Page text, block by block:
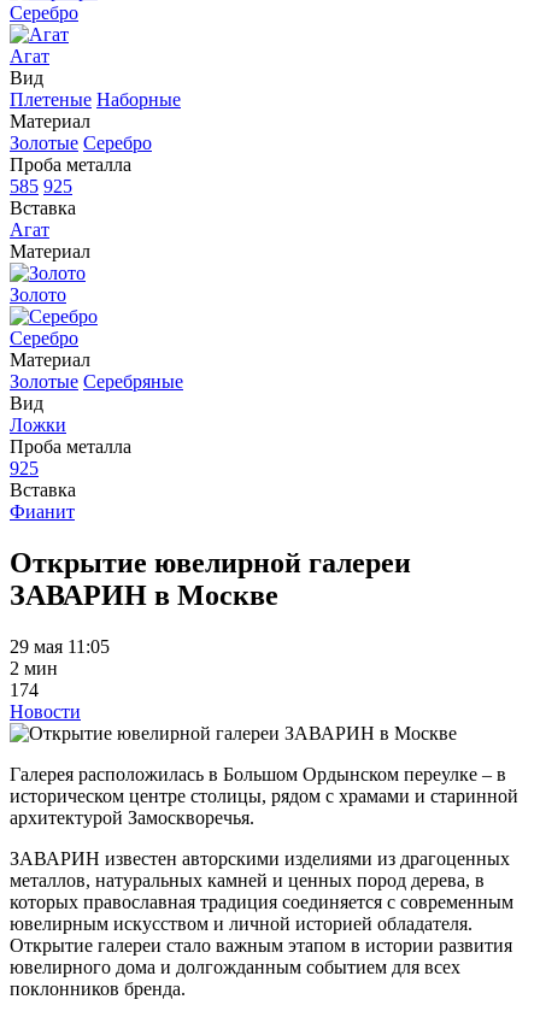
Серебро
Агат
Вид
Плетеные Наборные
Материал
Золотые Серебро
Проба металла
585 925
Вставка
Агат
Материал
Золото
Серебро
Материал
Золотые Серебряные
Вид
Ложки
Проба металла
925
Вставка
Фианит
Открытие ювелирной галереи
ЗАВАРИН в Москве
29 мая 11:05
2 мин
174
Новости
Галерея расположилась в Большом Ордынском переулке – в
историческом центре столицы, рядом с храмами и старинной
архитектурой Замоскворечья.
ЗАВАРИН известен авторскими изделиями из драгоценных
металлов, натуральных камней и ценных пород дерева, в
которых православная традиция соединяется с современным
ювелирным искусством и личной историей обладателя.
Открытие галереи стало важным этапом в истории развития
ювелирного дома и долгожданным событием для всех
поклонников бренда.